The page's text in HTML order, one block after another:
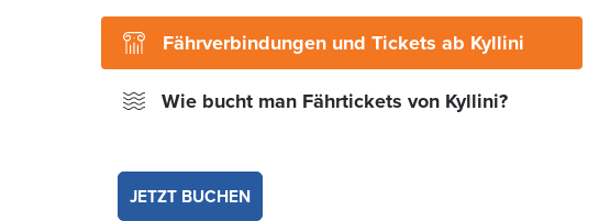
Fährverbindungen und Tickets ab Kyllini
Wie bucht man Fährtickets von Kyllini?
JETZT BUCHEN